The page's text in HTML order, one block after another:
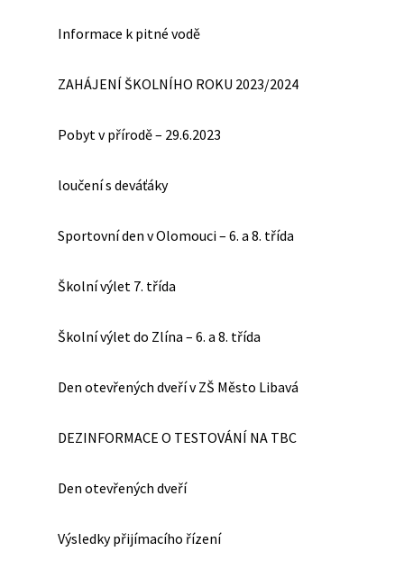
Informace k pitné vodě
ZAHÁJENÍ ŠKOLNÍHO ROKU 2023/2024
Pobyt v přírodě – 29.6.2023
loučení s deváťáky
Sportovní den v Olomouci – 6. a 8. třída
Školní výlet 7. třída
Školní výlet do Zlína – 6. a 8. třída
Den otevřených dveří v ZŠ Město Libavá
DEZINFORMACE O TESTOVÁNÍ NA TBC
Den otevřených dveří
Výsledky přijímacího řízení